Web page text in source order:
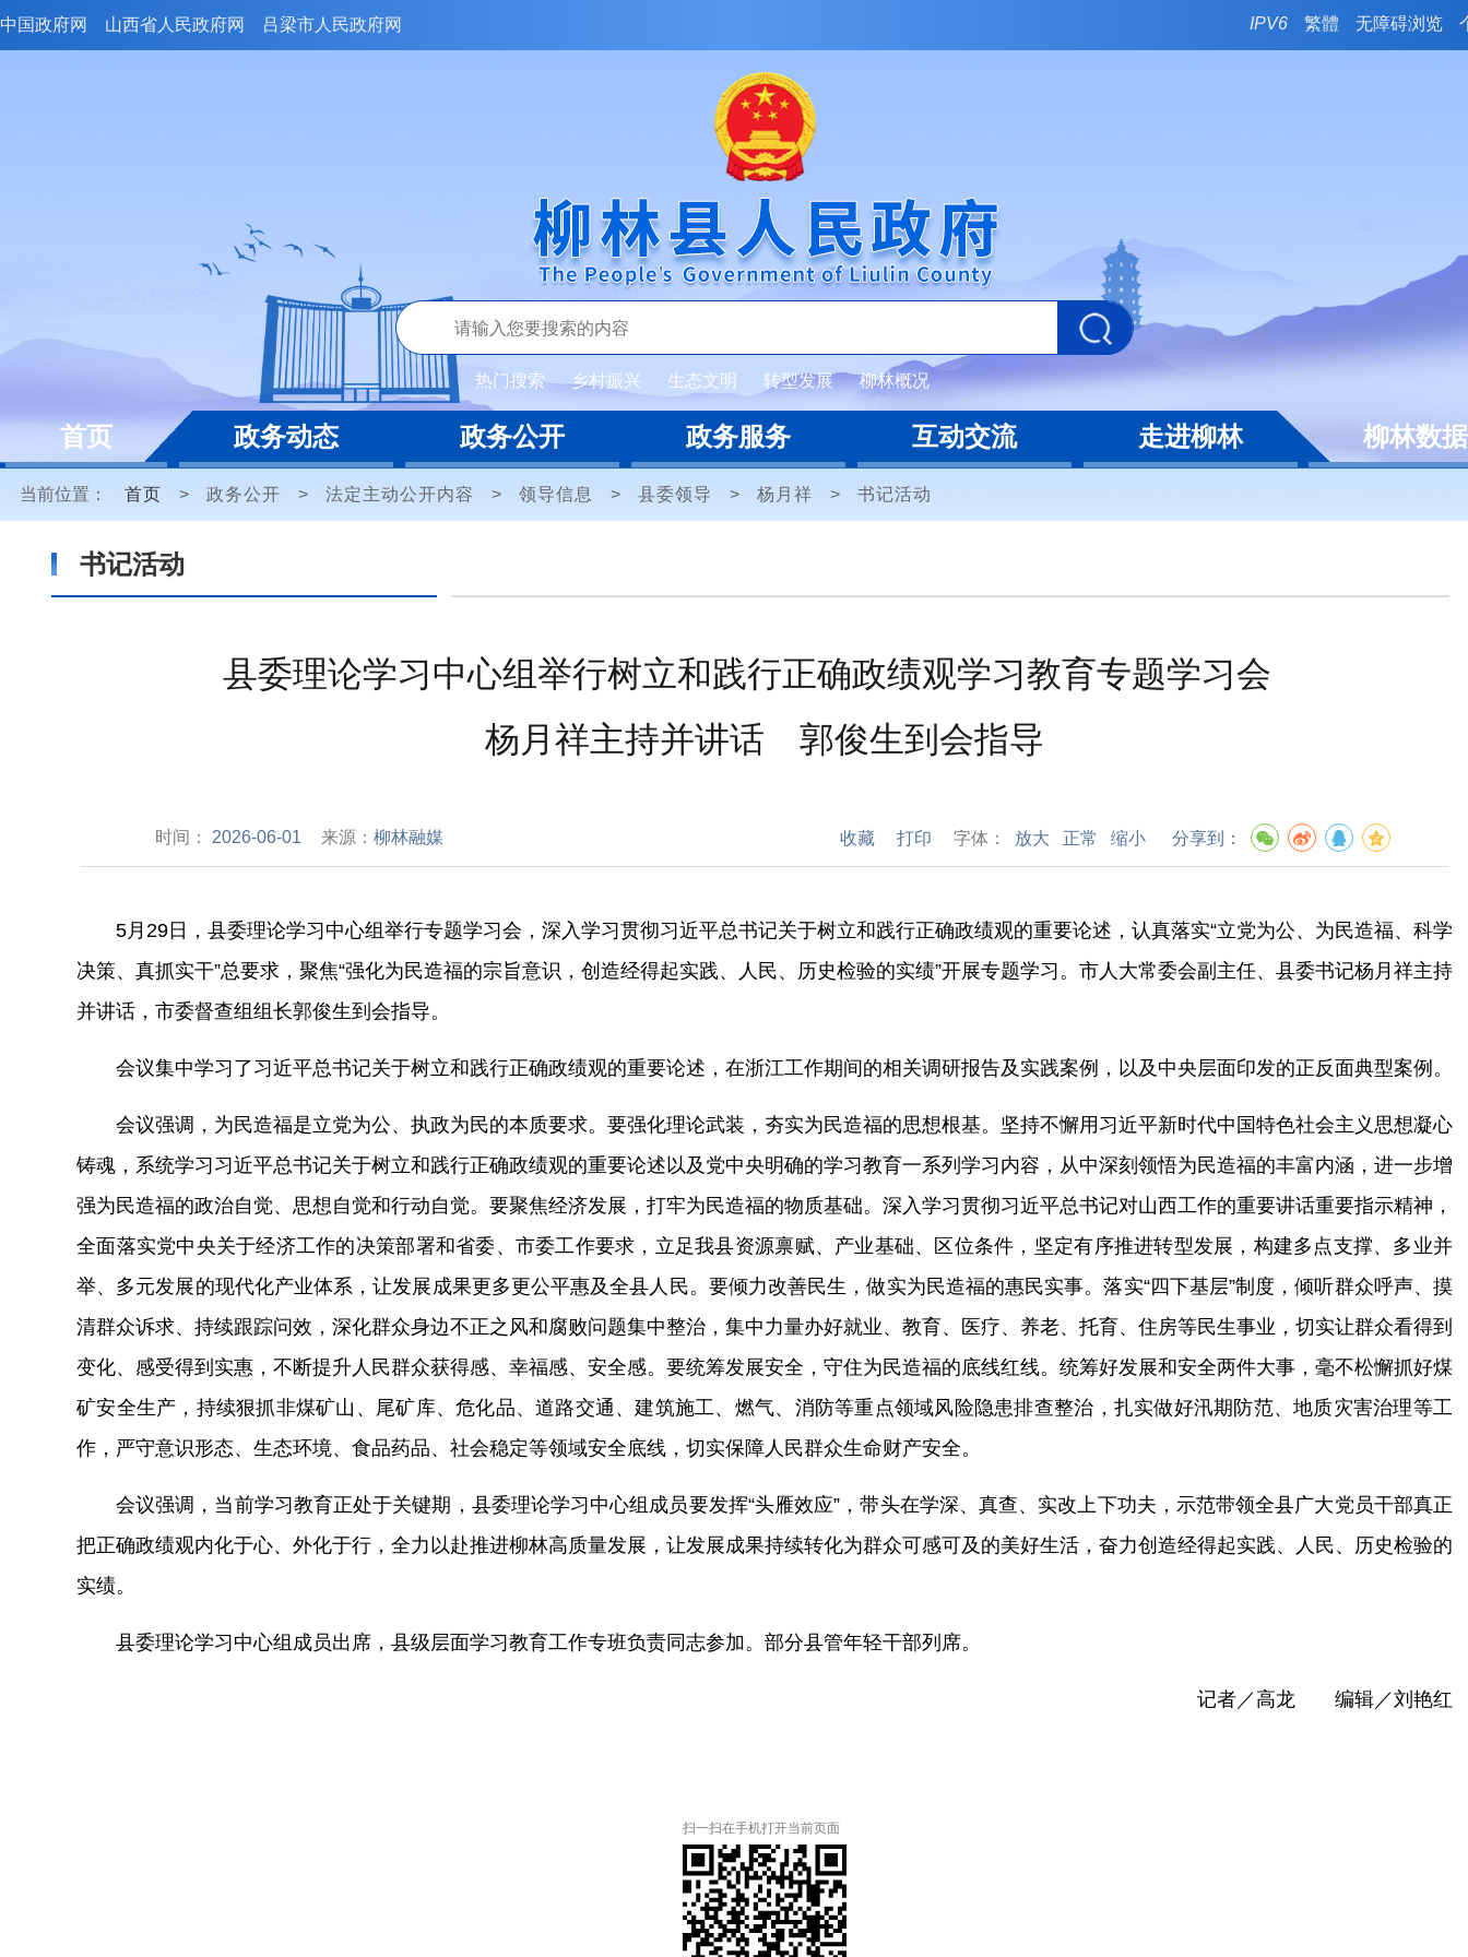
中国政府网 山西省人民政府网 吕梁市人民政府网 IPV6 繁體 无障碍浏览
热门搜索 乡村振兴 生态文明 转型发展 柳林概况
首页 政务动态 政务公开 政务服务 互动交流 走进柳林 柳林数据
当前位置： 首页 > 政务公开 > 法定主动公开内容 > 领导信息 > 县委领导 > 杨月祥 > 书记活动
书记活动
县委理论学习中心组举行树立和践行正确政绩观学习教育专题学习会
杨月祥主持并讲话 郭俊生到会指导
时间： 2026-06-01 来源：柳林融媒 收藏 打印 字体： 放大 正常 缩小 分享到：
5月 29 日，县委理论学习中心组举行专题学习会，深入学习贯彻习近平总书记关于树立和践行正确政绩观的重要论述，认真落实“立党为公、为民造福、科学
决策、真抓实干”总要求，聚焦“强化为民造福的宗旨意识，创造经得起实践、人民、历史检验的实绩”开展专题学习。市人大常委会副主任、县委书记杨月祥主持
并讲话，市委督查组组长郭俊生到会指导。
会议集中学习了习近平总书记关于树立和践行正确政绩观的重要论述，在浙江工作期间的相关调研报告及实践案例，以及中央层面印发的正反面典型案例。
会议强调，为民造福是立党为公、执政为民的本质要求。 要强化理论武装，夯实为民造福的思想根基。 坚持不懈用习近平新时代中国特色社会主义思想凝心
铸魂，系统学习习近平总书记关于树立和践行正确政绩观的重要论述以及党中央明确的学习教育一系列学习内容，从中深刻领悟为民造福的丰富内涵，进一步增
强为民造福的政治自觉、思想自觉和行动自觉。 要聚焦经济发展，打牢为民造福的物质基础。 深入学习贯彻习近平总书记对山西工作的重要讲话重要指示精神，
全面落实党中央关于经济工作的决策部署和省委、市委工作要求，立足我县资源禀赋、产业基础、区位条件，坚定有序推进转型发展，构建多点支撑、多业并
举、多元发展的现代化产业体系，让发展成果更多更公平惠及全县人民。 要倾力改善民生，做实为民造福的惠民实事。落实“四下基层”制度，倾听群众呼声、摸
清群众诉求、持续跟踪问效，深化群众身边不正之风和腐败问题集中整治，集中力量办好就业、教育、医疗、养老、托育、住房等民生事业，切实让群众看得到
变化、感受得到实惠，不断提升人民群众获得感、幸福感、安全感。 要统筹发展安全，守住为民造福的底线红线。 统筹好发展和安全两件大事，毫不松懈抓好煤
矿安全生产，持续狠抓非煤矿山、尾矿库、危化品、道路交通、建筑施工、燃气、消防等重点领域风险隐患排查整治，扎实做好汛期防范、地质灾害治理等工
作，严守意识形态、生态环境、食品药品、社会稳定等领域安全底线，切实保障人民群众生命财产安全。
会议强调，当前学习教育正处于关键期，县委理论学习中心组成员要发挥“头雁效应”，带头在学深、真查、实改上下功夫，示范带领全县广大党员干部真正
把正确政绩观内化于心、外化于行，全力以赴推进柳林高质量发展，让发展成果持续转化为群众可感可及的美好生活，奋力创造经得起实践、人民、历史检验的
实绩。
县委理论学习中心组成员出席，县级层面学习教育工作专班负责同志参加。部分县管年轻干部列席。
记者／高龙 编辑／刘艳红
扫一扫在手机打开当前页面